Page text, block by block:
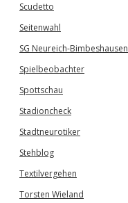
Scudetto
Seitenwahl
SG Neureich-Bimbeshausen
Spielbeobachter
Spottschau
Stadioncheck
Stadtneurotiker
Stehblog
Textilvergehen
Torsten Wieland